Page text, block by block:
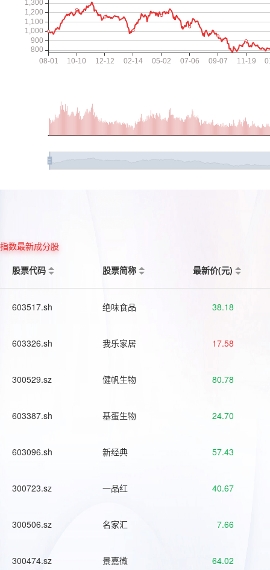
指数最新成分股
股票代码
股票简称 最新价(元)
603517.sh 绝味食品 38.18
603326.sh 我乐家居 17.58
300529.sz 健帆生物 80.78
603387.sh 基蛋生物 24.70
603096.sh 新经典 57.43
300723.sz 一品红 40.67
300506.sz 名家汇 7.66
300474.sz 景嘉微 64.02